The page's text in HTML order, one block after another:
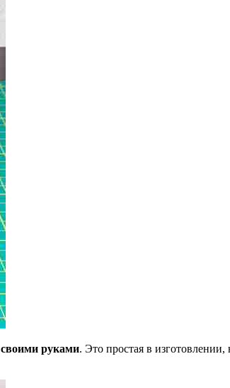
своими руками. Это простая в